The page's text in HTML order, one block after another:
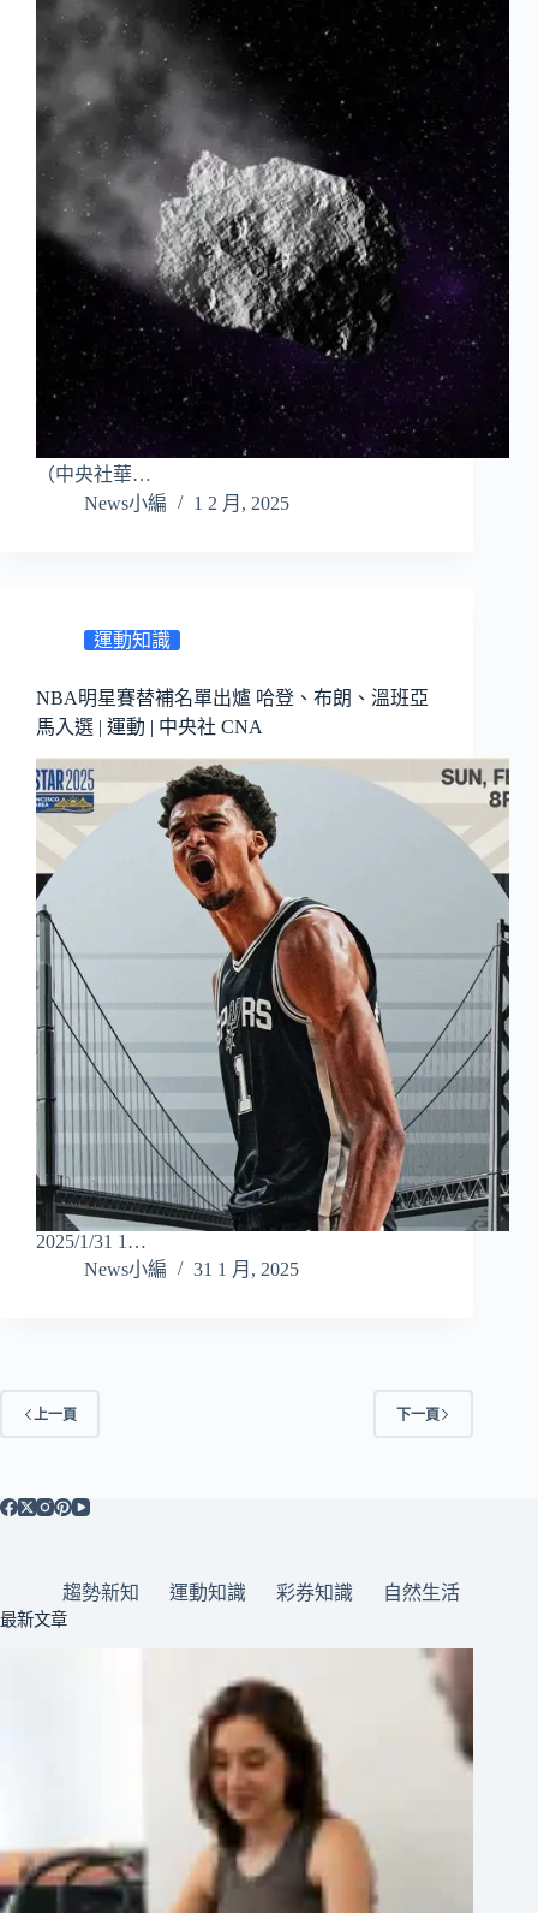
（中央社華…
News小編
1 2 月, 2025
運動知識
NBA明星賽替補名單出爐 哈登、布朗、溫班亞
馬入選 | 運動 | 中央社 CNA
2025/1/31 1…
News小編
31 1 月, 2025
上一頁 下一頁
趨勢新知 運動知識 彩券知識 自然生活
最新文章